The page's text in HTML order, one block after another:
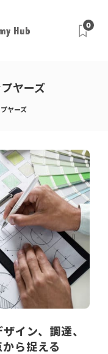
0
ヤーズ
ヤーズ
イン、調達、
ら捉える